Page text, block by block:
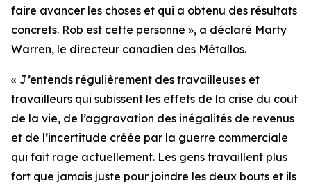
faire avancer les choses et qui a obtenu des résultats
concrets. Rob est cette personne », a déclaré Marty
Warren, le directeur canadien des Métallos.
« J’entends régulièrement des travailleuses et
travailleurs qui subissent les effets de la crise du coût
de la vie, de l’aggravation des inégalités de revenus
et de l’incertitude créée par la guerre commerciale
qui fait rage actuellement. Les gens travaillent plus
fort que jamais juste pour joindre les deux bouts et ils